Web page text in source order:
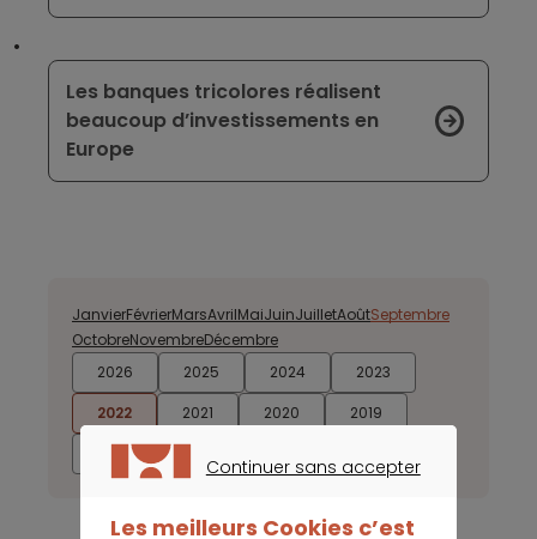
Les banques tricolores réalisent
beaucoup d’investissements en
Europe
2026 2025 2024
2023
2022
2021 2020
2019
JanvierFévrierMarsAvrilMaiJuinJuilletAoûtSeptembre
OctobreNovembreDécembre
Continuer sans accepter
Les meilleurs Cookies c’est